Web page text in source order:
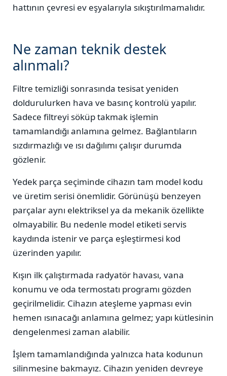
hattının çevresi ev eşyalarıyla sıkıştırılmamalıdır.
Ne zaman teknik destek
alınmalı?
Filtre temizliği sonrasında tesisat yeniden
doldurulurken hava ve basınç kontrolü yapılır.
Sadece filtreyi söküp takmak işlemin
tamamlandığı anlamına gelmez. Bağlantıların
sızdırmazlığı ve ısı dağılımı çalışır durumda
gözlenir.
Yedek parça seçiminde cihazın tam model kodu
ve üretim serisi önemlidir. Görünüşü benzeyen
parçalar aynı elektriksel ya da mekanik özellikte
olmayabilir. Bu nedenle model etiketi servis
kaydında istenir ve parça eşleştirmesi kod
üzerinden yapılır.
Kışın ilk çalıştırmada radyatör havası, vana
konumu ve oda termostatı programı gözden
geçirilmelidir. Cihazın ateşleme yapması evin
hemen ısınacağı anlamına gelmez; yapı kütlesinin
dengelenmesi zaman alabilir.
İşlem tamamlandığında yalnızca hata kodunun
silinmesine bakmayız. Cihazın yeniden devreye